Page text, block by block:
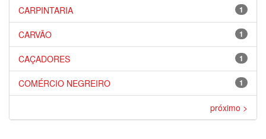
1
CARPINTARIA
1
CARVÃO
1
CAÇADORES
1
COMÉRCIO NEGREIRO
próximo >